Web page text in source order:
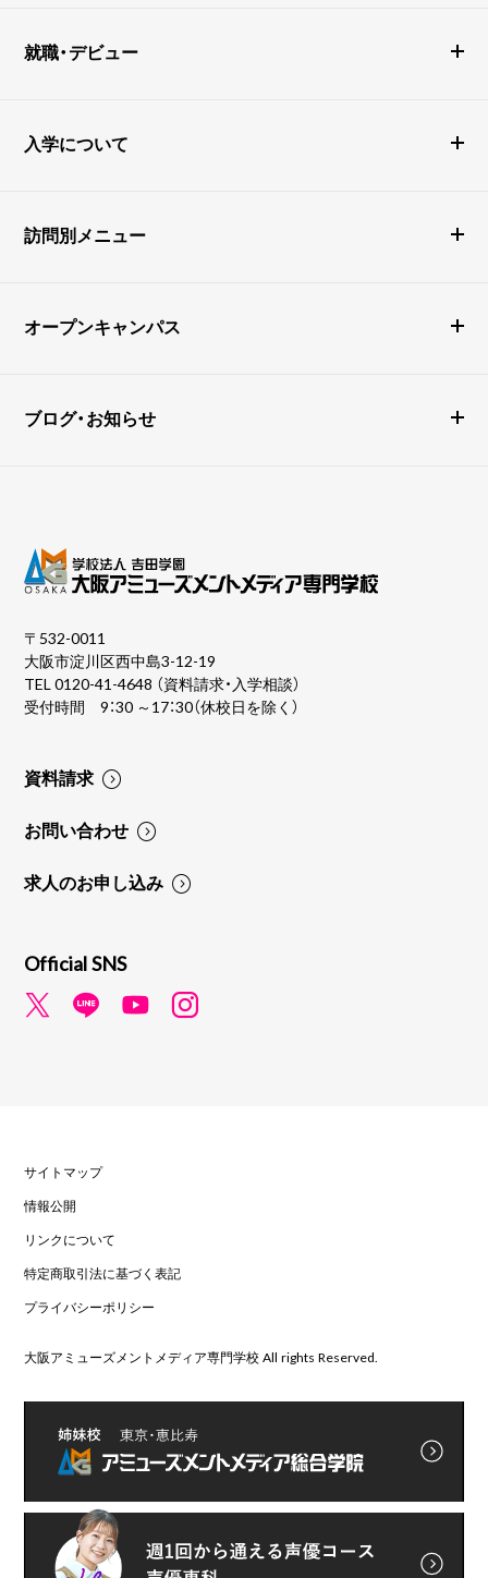
就職・デビュー
入学について
訪問別メニュー
オープンキャンパス
ブログ・お知らせ
〒532-0011
大阪市淀川区西中島3-12-19
TEL0120-41-4648 （資料請求・入学相談）
受付時間 9：30 ～17：30（休校日を除く）
資料請求
お問い合わせ
求人のお申し込み
Official SNS
サイトマップ
情報公開
リンクについて
特定商取引法に基づく表記
プライバシーポリシー
大阪アミューズメントメディア専門学校 All rights Reserved.